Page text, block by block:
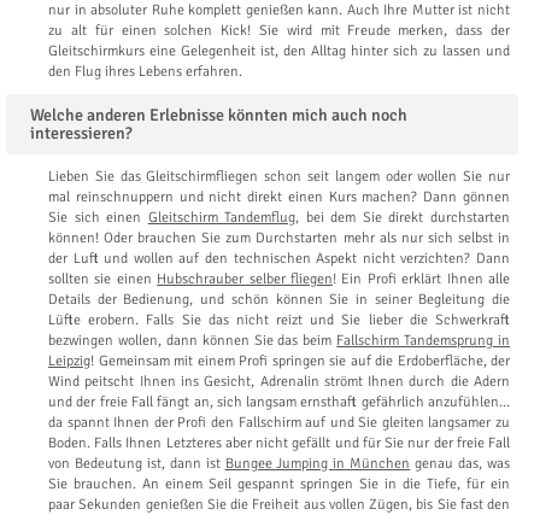
nur in absoluter Ruhe komplett genießen kann. Auch Ihre Mutter ist nicht
zu alt für einen solchen Kick! Sie wird mit Freude merken, dass der
Gleitschirmkurs eine Gelegenheit ist, den Alltag hinter sich zu lassen und
den Flug ihres Lebens erfahren.
Welche anderen Erlebnisse könnten mich auch noch
interessieren?
Lieben Sie das Gleitschirmfliegen schon seit langem oder wollen Sie nur
mal reinschnuppern und nicht direkt einen Kurs machen? Dann gönnen
Sie sich einen Gleitschirm Tandemflug, bei dem Sie direkt durchstarten
können! Oder brauchen Sie zum Durchstarten mehr als nur sich selbst in
der Luft und wollen auf den technischen Aspekt nicht verzichten? Dann
sollten sie einen Hubschrauber selber fliegen! Ein Profi erklärt Ihnen alle
Details der Bedienung, und schön können Sie in seiner Begleitung die
Lüfte erobern. Falls Sie das nicht reizt und Sie lieber die Schwerkraft
bezwingen wollen, dann können Sie das beim Fallschirm Tandemsprung in
Leipzig! Gemeinsam mit einem Profi springen sie auf die Erdoberfläche, der
Wind peitscht Ihnen ins Gesicht, Adrenalin strömt Ihnen durch die Adern
und der freie Fall fängt an, sich langsam ernsthaft gefährlich anzufühlen…
da spannt Ihnen der Profi den Fallschirm auf und Sie gleiten langsamer zu
Boden. Falls Ihnen Letzteres aber nicht gefällt und für Sie nur der freie Fall
von Bedeutung ist, dann ist Bungee Jumping in München genau das, was
Sie brauchen. An einem Seil gespannt springen Sie in die Tiefe, für ein
paar Sekunden genießen Sie die Freiheit aus vollen Zügen, bis Sie fast den